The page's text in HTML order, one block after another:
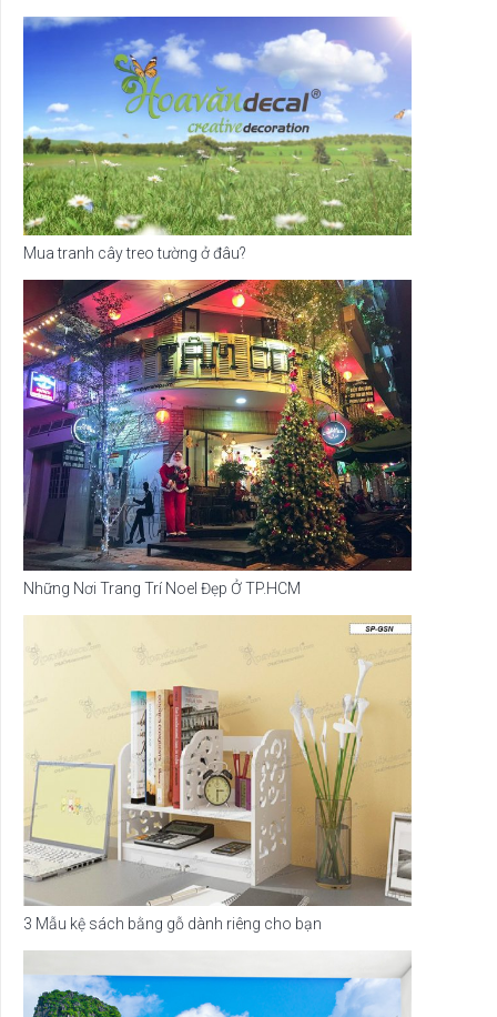
Mua tranh cây treo tường ở đâu?
Những Nơi Trang Trí Noel Đẹp Ở TP.HCM
3 Mẫu kệ sách bằng gỗ dành riêng cho bạn